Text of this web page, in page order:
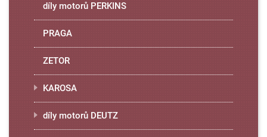
díly motorů PERKINS
PRAGA
ZETOR
KAROSA
díly motorů DEUTZ